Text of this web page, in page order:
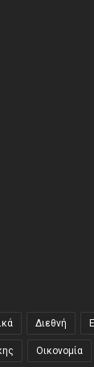
Διεθνή
Οικονομία